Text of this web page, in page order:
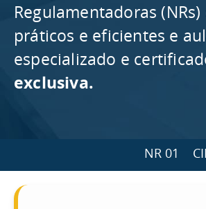
Regulamentadoras
práticos e eficientes e
especializado e
exclusiva.
NR 01